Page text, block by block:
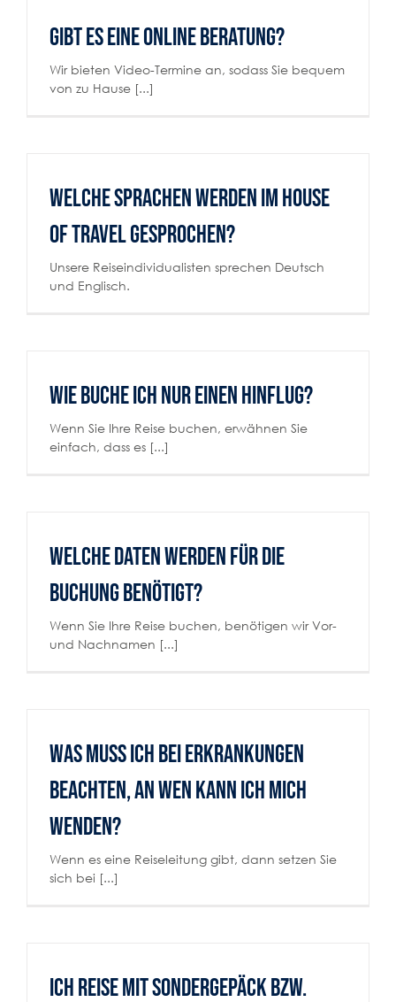
Gibt es eine Online Beratung?
Wir bieten Video-Termine an, sodass Sie bequem
von zu Hause [...]
Welche Sprachen werden im HOUSE
OF TRAVEL gesprochen?
Unsere Reiseindividualisten sprechen Deutsch
und Englisch.
Wie buche ich nur einen Hinflug?
Wenn Sie Ihre Reise buchen, erwähnen Sie
einfach, dass es [...]
Welche Daten werden für die
Buchung benötigt?
Wenn Sie Ihre Reise buchen, benötigen wir Vor-
und Nachnamen [...]
Was muss ich bei Erkrankungen
beachten, an wen kann ich mich
wenden?
Wenn es eine Reiseleitung gibt, dann setzen Sie
sich bei [...]
Ich reise mit Sondergepäck bzw.